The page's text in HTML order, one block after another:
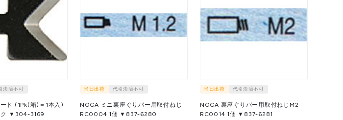
決済不可
ド (1Pk(箱)＝1本入)
1パック ▼304-3169
当日出荷 代引決済不可
NOGA ミニ裏座ぐりバー用取付ねじ
RC0004 1個 ▼837-6280
当日出荷 代引決済不可
NOGA 裏座ぐりバー用取付ねじM2
RC0014 1個 ▼837-6281